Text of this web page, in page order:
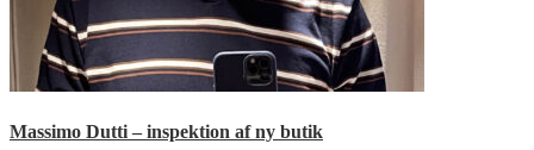
Massimo Dutti – inspektion af ny butik